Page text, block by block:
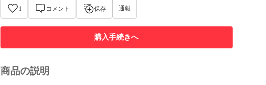
1 コメント 保存 通報
購入手続きへ
商品の説明